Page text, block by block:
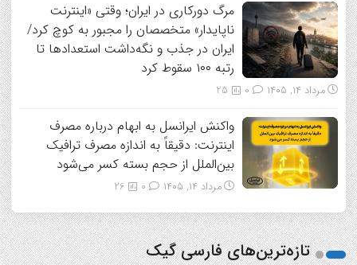
مرگ دورکاری در ایران؛ وقتی «اینترنت
ناپایدار» متخصصان را مجبور به کوچ کرد/
ایران در جذب و نگه‌داشت استعدادها تا
رتبه ۱۰۰ سقوط کرد
مرداد ۱۴, ۱۴۰۵ 25
واکنش ایرانسل به ابهام درباره مصرف
اینترنت: دقیقاً به اندازه مصرف ترافیک
بین‌الملل از حجم بسته کسر می‌شود
مرداد ۱۴, ۱۴۰۵ 26
تازه‌ترین‌های فارسی گیک